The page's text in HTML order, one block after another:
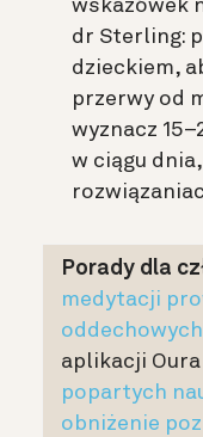
wskazówek
dr Sterling:
dzieckiem,
przerwy od
wyznacz
w ciągu
Porady dla
medytacji
oddechowych
aplikacji
popartych
obniżenie